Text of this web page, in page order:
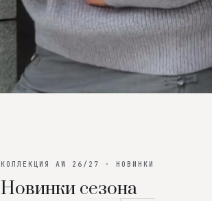
КОЛЛЕКЦИЯ AW 26/27 · НОВИНКИ
Новинки сезона